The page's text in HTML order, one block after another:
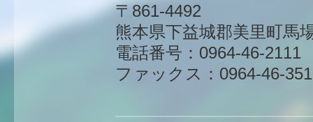
〒861-4492
熊本県下益城郡美里町馬
電話番号：0964-46-2111
ファックス：0964-46-